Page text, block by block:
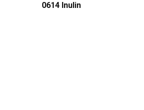
0614 Inulin